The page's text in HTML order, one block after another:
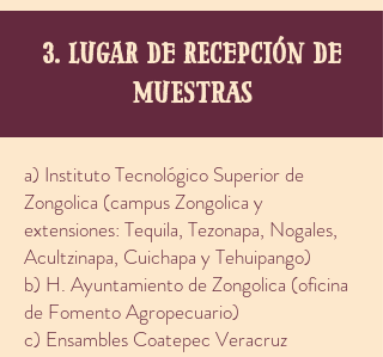
3. lugar de recepción de
muestras
a) Instituto Tecnológico Superior de
Zongolica (campus Zongolica y
extensiones: Tequila, Tezonapa, Nogales,
Acultzinapa, Cuichapa y Tehuipango)
b) H. Ayuntamiento de Zongolica (oficina
de Fomento Agropecuario)
c) Ensambles Coatepec Veracruz